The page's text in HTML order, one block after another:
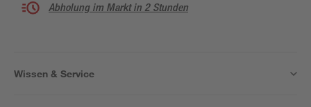
Abholung im Markt in 2 Stunden
Wissen & Service